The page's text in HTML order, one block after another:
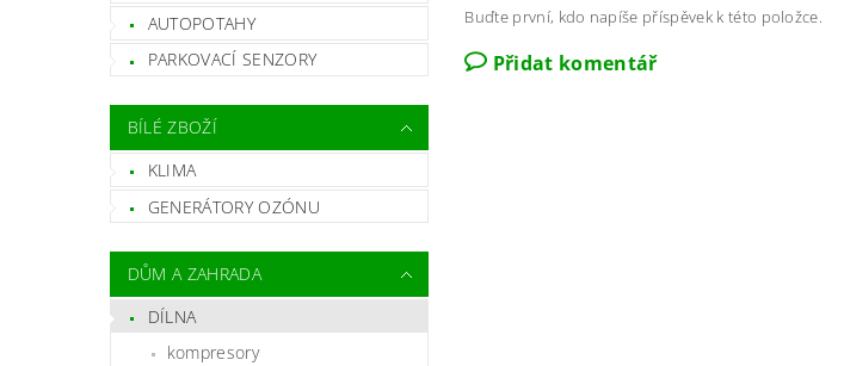
AUTOPOTAHY
PARKOVACÍ SENZORY
BÍLÉ ZBOŽÍ
KLIMA
GENERÁTORY OZÓNU
DŮM A ZAHRADA
DÍLNA
kompresory
Buďte první, kdo napíše příspěvek k této položce.
Přidat komentář